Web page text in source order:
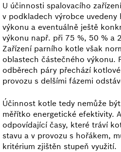
U účinnosti spalovacího
v podkladech výrobce
výkonu a eventuálně ještě
výkonu např. při 75 %, 50 % a
Zařízení parního kotle však
oblastech částečného výkonu.
odběrech páry přechází
provozu s delšími fázemi
Účinnost kotle tedy nemůže
měřítko energetické efektivity.
odpovídající časy, které tráví
stavu a v provozu s hořákem,
kritérium zjištěn stupeň využití.